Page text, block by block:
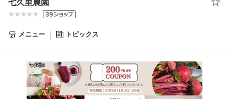
七久里農園
メニュー トピックス